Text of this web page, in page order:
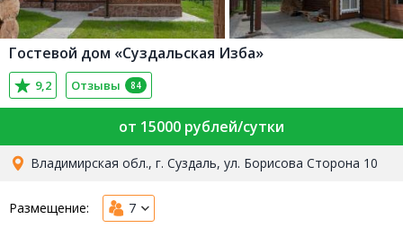
Гостевой дом «Суздальская Изба»
9,2 Отзывы 84
от 15000 рублей/сутки
Владимирская обл., г. Суздаль, ул. Борисова Сторона 10
Размещение: 7